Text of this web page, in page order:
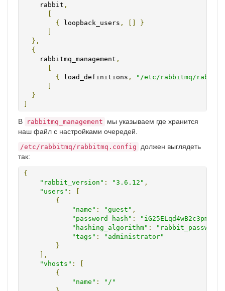
    rabbit
,
{
loopback_users ,
}
},
{
    rabbitmq_management
,
{
load_definitions ,
"/etc/rabbitmq/
}
В rabbitmq_management
мы указываем где хранится
наш файл с настройками очередей.
/etc/rabbitmq/rabbitmq.config
должен выглядеть
так:
{
"rabbit_version" : "3.6.12" ,
"users" :
{
"name" : "guest" ,
"password_hash" :
"hashing_algorithm" :
"tags" :
"administrator"
}
],
"vhosts" :
{
"name" :
"/"